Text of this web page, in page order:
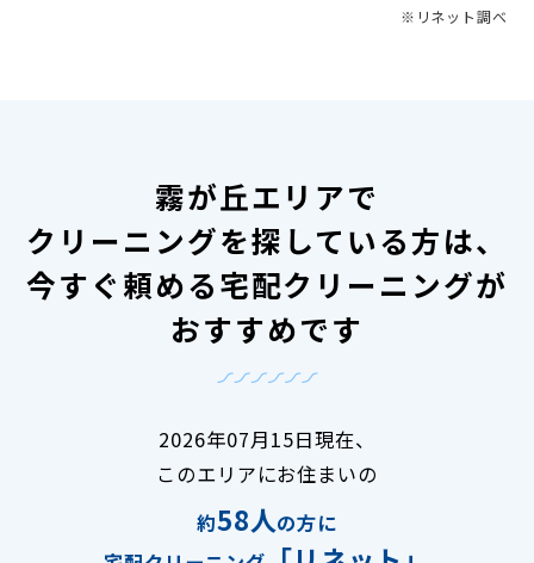
※リネット調べ
霧が丘エリアで
クリーニングを探している方は、
今すぐ頼める宅配クリーニングが
おすすめです
2026年07月15日現在、
このエリアにお住まいの
約58人の方に